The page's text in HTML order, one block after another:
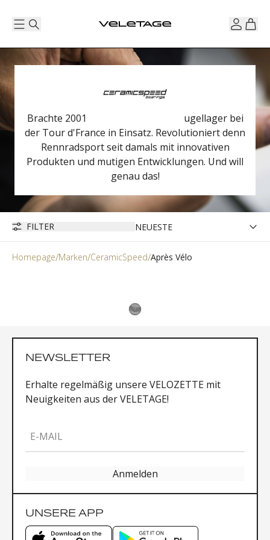
Brachte 2001 die ersten Keramik-Kugellager bei
der Tour d'France in Einsatz. Revolutioniert denn
Rennradsport seit damals mit innovativen
Produkten und mutigen Entwicklungen. Und will
genau das!
FILTER
Homepage Marken CeramicSpeed Après Vélo
NEWSLETTER
Erhalte regelmäßig unsere VELOZETTE mit
Neuigkeiten aus der VELETAGE!
E-MAIL
Anmelden
UNSERE APP